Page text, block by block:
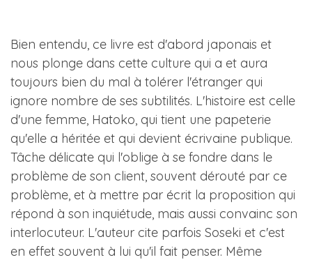
Bien entendu, ce livre est d'abord japonais et
nous plonge dans cette culture qui a et aura
toujours bien du mal à tolérer l'étranger qui
ignore nombre de ses subtilités. L'histoire est celle
d'une femme, Hatoko, qui tient une papeterie
qu'elle a héritée et qui devient écrivaine publique.
Tâche délicate qui l'oblige à se fondre dans le
problème de son client, souvent dérouté par ce
problème, et à mettre par écrit la proposition qui
répond à son inquiétude, mais aussi convainc son
interlocuteur. L'auteur cite parfois Soseki et c'est
en effet souvent à lui qu'il fait penser. Même